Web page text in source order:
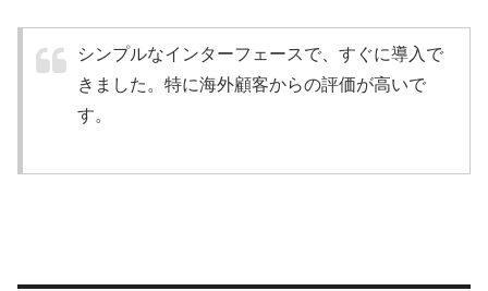
シンプルなインターフェースで、すぐに導入で
きました。特に海外顧客からの評価が高いで
す。